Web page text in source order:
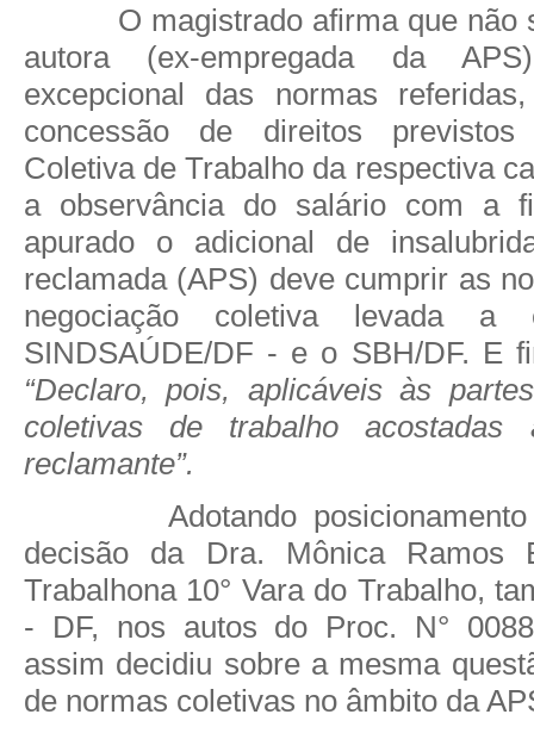
O magistrado afirma que não
autora (ex-empregada da
excepcional das normas
concessão de direitos
Coletiva de Trabalho da respectiva
a observância do salário com a
apurado o adicional de
reclamada (APS) deve cumprir as
negociação coletiva levada
SINDSAÚDE/DF - e o SBH/DF. E
“Declaro, pois, aplicáveis às
coletivas de trabalho
reclamante”.
Adotando
decisão da Dra. Mônica Ramos
Trabalhona 10° Vara do Trabalho,
- DF, nos autos do Proc. N°
assim decidiu sobre a mesma
de normas coletivas no âmbito da